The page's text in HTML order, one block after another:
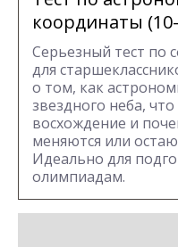
координаты (10-
Серьезный тест по
для
о том, как
звездного неба,
восхождение и
меняются или
Идеально для
олимпиадам.